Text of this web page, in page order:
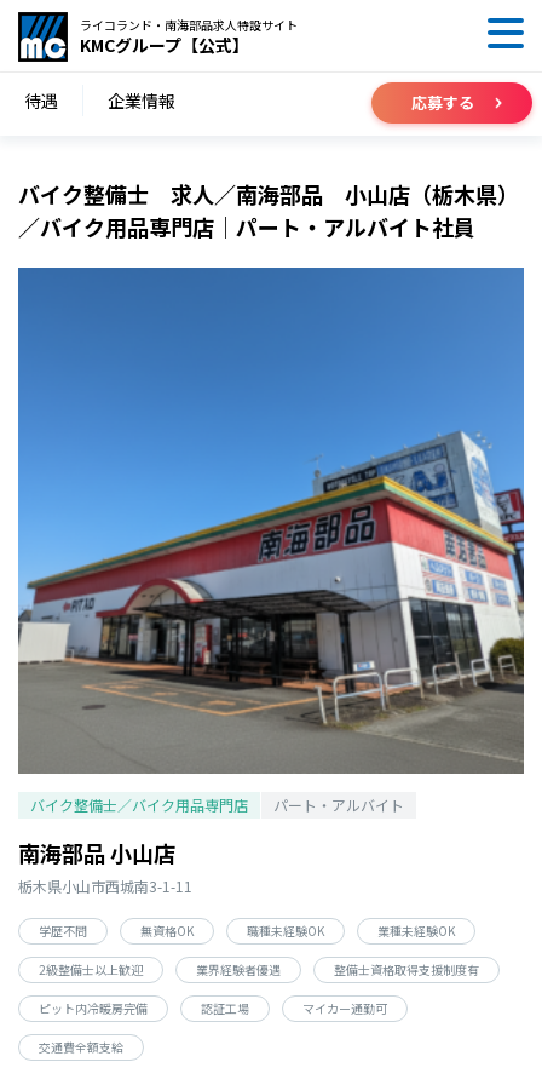
ライコランド・南海部品求人特設サイト
KMCグループ【公式】
待遇 企業情報 応募する
バイク整備士 求人／南海部品 小山店（栃木県）
／バイク用品専門店｜パート・アルバイト社員
バイク整備士／バイク用品専門店 パート・アルバイト
南海部品 小山店
栃木県小山市西城南3-1-11
学歴不問 無資格OK 職種未経験OK 業種未経験OK
2級整備士以上歓迎 業界経験者優遇 整備士資格取得支援制度有
ピット内冷暖房完備 認証工場 マイカー通勤可
交通費全額支給